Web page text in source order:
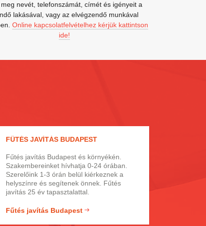
nevét, telefonszámát, címét és igényeit a
lakásával, vagy az elvégzendő munkával
Online kapcsolatfelvételhez kérjük kattintson
ide!
FŰTÉS JAVÍTÁS BUDAPEST
Fűtés javítás Budapest és környékén.
Szakembereinket hívhatja 0-24 órában.
Szerelőink 1-3 órán belül kiérkeznek a
helyszínre és segítenek önnek. Fűtés
javítás 25 év tapasztalattal.
Fűtés javítás Budapest